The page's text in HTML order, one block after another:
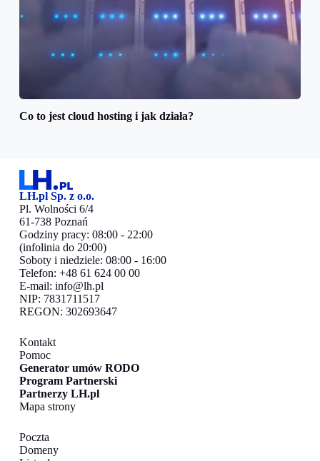
Co to jest cloud hosting i jak działa?
LH.pl Sp. z o.o.
Pl. Wolności 6/4
61-738 Poznań
Godziny pracy: 08:00 - 22:00
(infolinia do 20:00)
Soboty i niedziele: 08:00 - 16:00
Telefon: +48 61 624 00 00
E-mail: info@lh.pl
NIP: 7831711517
REGON: 302693647
Kontakt
Pomoc
Generator umów RODO
Program Partnerski
Partnerzy LH.pl
Mapa strony
Poczta
Domeny